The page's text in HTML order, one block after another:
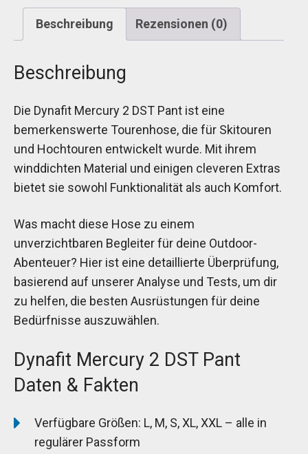
Beschreibung Rezensionen (0)
Beschreibung
Die Dynafit Mercury 2 DST Pant ist eine
bemerkenswerte Tourenhose, die für Skitouren
und Hochtouren entwickelt wurde. Mit ihrem
winddichten Material und einigen cleveren Extras
bietet sie sowohl Funktionalität als auch Komfort.
Was macht diese Hose zu einem
unverzichtbaren Begleiter für deine Outdoor-
Abenteuer? Hier ist eine detaillierte Überprüfung,
basierend auf unserer Analyse und Tests, um dir
zu helfen, die besten Ausrüstungen für deine
Bedürfnisse auszuwählen.
Dynafit Mercury 2 DST Pant
Daten & Fakten
Verfügbare Größen: L, M, S, XL, XXL – alle in
regulärer Passform